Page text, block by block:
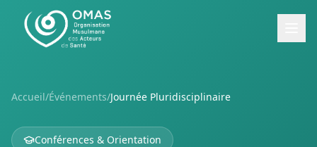
Accueil/Événements/Journée Pluridisciplinaire
Conférences & Orientation